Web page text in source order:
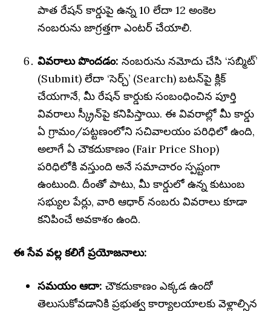
పాత రేషన్ కార్డుపై ఉన్న 10 లేదా 12 అంకెల
నంబరును జాగ్రత్తగా ఎంటర్ చేయాలి.
వివరాలు పొందడం: నంబరును నమోదు చేసి ‘సబ్మిట్’
(Submit) లేదా ‘సెర్చ్’ (Search) బటన్‌పై క్లిక్
చేయగానే, మీ రేషన్ కార్డుకు సంబంధించిన పూర్తి
వివరాలు స్క్రీన్‌పై కనిపిస్తాయి. ఈ వివరాల్లో మీ కార్డు
ఏ గ్రామం/పట్టణంలోని సచివాలయం పరిధిలో ఉంది,
అలాగే ఏ చౌకదుకాణం (Fair Price Shop)
పరిధిలోకి వస్తుంది అనే సమాచారం స్పష్టంగా
ఉంటుంది. దీంతో పాటు, మీ కార్డులో ఉన్న కుటుంబ
సభ్యుల పేర్లు, వారి ఆధార్ నంబరు వివరాలు కూడా
కనిపించే అవకాశం ఉంది.
ఈ సేవ వల్ల కలిగే ప్రయోజనాలు:
సమయం ఆదా: చౌకదుకాణం ఎక్కడ ఉందో
తెలుసుకోవడానికి ప్రభుత్వ కార్యాలయాలకు వెళ్లాల్సిన